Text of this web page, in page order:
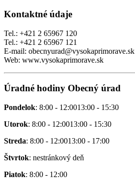
Kontaktné údaje
Tel.: +421 2 65967 120
Tel.: +421 2 65967 121
E-mail: obecnyurad@vysokaprimorave.sk
Web: www.vysokaprimorave.sk
Úradné hodiny Obecný úrad
Pondelok: 8:00 - 12:0013:00 - 15:30
Utorok: 8:00 - 12:0013:00 - 15:30
Streda: 8:00 - 12:0013:00 - 17:00
Štvrtok: nestránkový deň
Piatok: 8:00 - 12:00